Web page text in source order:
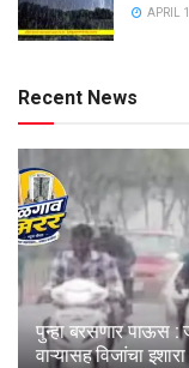
APRIL
Recent News
पुन्हा बरसणार पाऊस :
वाऱ्यासह विजांचा